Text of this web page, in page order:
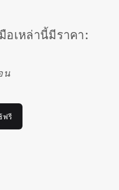
อเหล่านี้มีราคา:
น
ฟรี